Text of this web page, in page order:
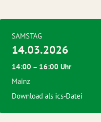
SAMSTAG
14.03.2026
14:00 – 16:00 Uhr
Mainz
Download als ics-Datei